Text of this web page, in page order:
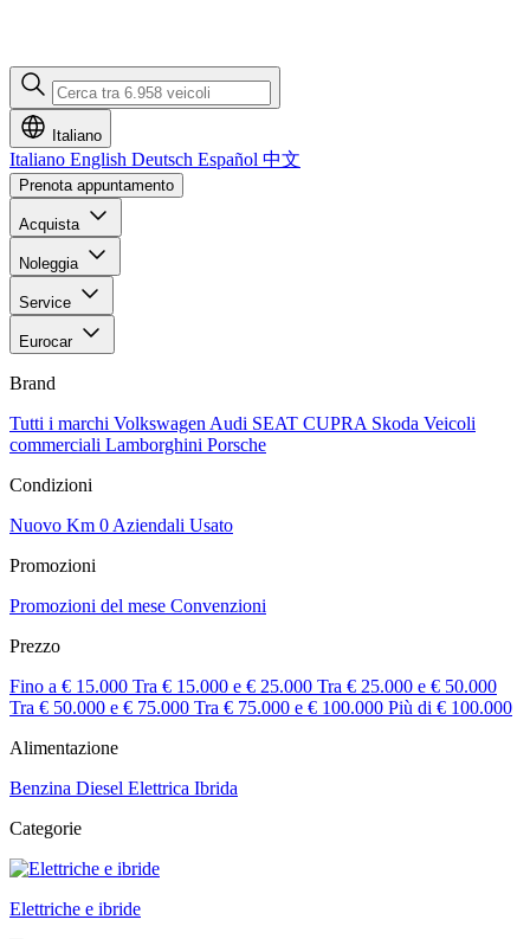
Italiano
Italiano English Deutsch Español 中文
Prenota appuntamento
Acquista
Noleggia
Service
Eurocar
Brand
Tutti i marchi Volkswagen Audi SEAT CUPRA Skoda Veicoli
commerciali Lamborghini Porsche
Condizioni
Nuovo Km 0 Aziendali Usato
Promozioni
Promozioni del mese Convenzioni
Prezzo
Fino a € 15.000 Tra € 15.000 e € 25.000 Tra € 25.000 e € 50.000
Tra € 50.000 e € 75.000 Tra € 75.000 e € 100.000 Più di € 100.000
Alimentazione
Benzina Diesel Elettrica Ibrida
Categorie
Elettriche e ibride